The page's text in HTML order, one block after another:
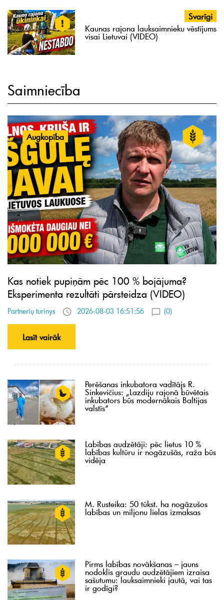
Svarīgi
Kaunas rajona lauksaimnieku vēstījums
visai Lietuvai (VIDEO)
Saimniecība
Augkopība
Kas notiek pupiņām pēc 100 % bojājuma?
Eksperimenta rezultāti pārsteidza (VIDEO)
Partnerių turinys 2026-08-03 16:51:56 (0)
Lasīt vairāk
Perēšanas inkubatora vadītājs R.
Sinkevičius: „Lazdiju rajonā būvētais
inkubators būs modernākais Baltijas
valstīs“
Labības audzētāji: pēc lietus 10 %
labības kultūru ir nogāzušās, raža būs
vidēja
M. Rusteika: 50 tūkst. ha nogāzušos
labības un miljonu lielas izmaksas
Pirms labības novākšanas – jauns
nodoklis graudu audzētājiem izraisa
sašutumu: lauksaimnieki jautā, vai tas
ir godīgi?